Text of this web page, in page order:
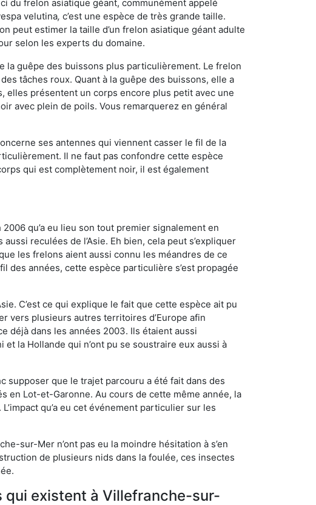
du frelon asiatique géant, communément appelé
velutina, c’est une espèce de très grande taille.
peut estimer la taille d’un frelon asiatique géant adulte
selon les experts du domaine.
la guêpe des buissons plus particulièrement. Le frelon
tâches roux. Quant à la guêpe des buissons, elle a
elles présentent un corps encore plus petit avec une
avec plein de poils. Vous remarquerez en général
ses antennes qui viennent casser le fil de la
Il ne faut pas confondre cette espèce
qui est complètement noir, il est également
2006 qu’a eu lieu son tout premier signalement en
reculées de l’Asie. Eh bien, cela peut s’expliquer
les frelons aient aussi connu les méandres de ce
des années, cette espèce particulière s’est propagée
C’est ce qui explique le fait que cette espèce ait pu
vers plusieurs autres territoires d’Europe afin
déjà dans les années 2003. Ils étaient aussi
la Hollande qui n’ont pu se soustraire eux aussi à
supposer que le trajet parcouru a été fait dans des
en Lot-et-Garonne. Au cours de cette même année, la
qu’a eu cet événement particulier sur les
sur-Mer n’ont pas eu la moindre hésitation à s’en
de plusieurs nids dans la foulée, ces insectes
qui existent à Villefranche-sur-